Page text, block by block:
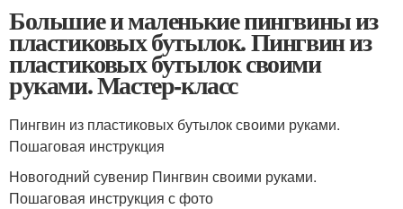
Большие и маленькие пингвины из
пластиковых бутылок. Пингвин из
пластиковых бутылок своими
руками. Мастер-класс
Пингвин из пластиковых бутылок своими руками.
Пошаговая инструкция
Новогодний сувенир Пингвин своими руками.
Пошаговая инструкция с фото